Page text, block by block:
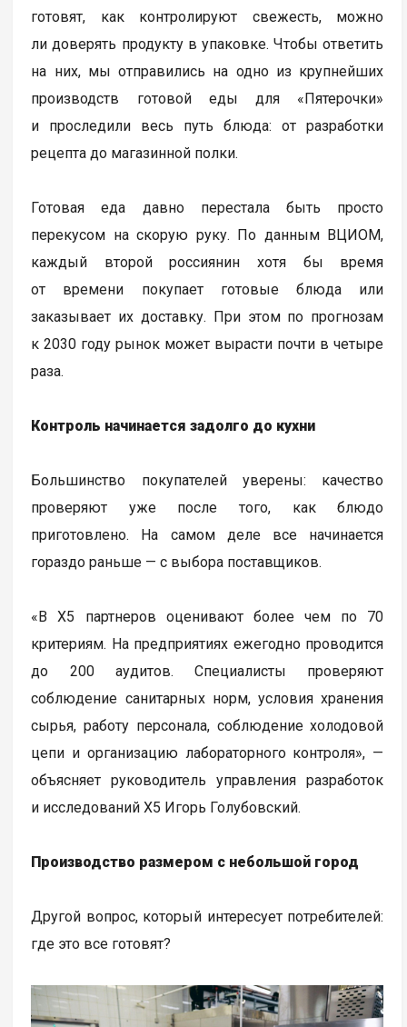
готовят, как контролируют свежесть, можно
ли доверять продукту в упаковке. Чтобы ответить
на них, мы отправились на одно из крупнейших
производств готовой еды для «Пятерочки»
и проследили весь путь блюда: от разработки
рецепта до магазинной полки.
Готовая еда давно перестала быть просто
перекусом на скорую руку. По данным ВЦИОМ,
каждый второй россиянин хотя бы время
от времени покупает готовые блюда или
заказывает их доставку. При этом по прогнозам
к 2030 году рынок может вырасти почти в четыре
раза.
Контроль начинается задолго до кухни
Большинство покупателей уверены: качество
проверяют уже после того, как блюдо
приготовлено. На самом деле все начинается
гораздо раньше — с выбора поставщиков.
«В Х5 партнеров оценивают более чем по 70
критериям. На предприятиях ежегодно проводится
до 200 аудитов. Специалисты проверяют
соблюдение санитарных норм, условия хранения
сырья, работу персонала, соблюдение холодовой
цепи и организацию лабораторного контроля», —
объясняет руководитель управления разработок
и исследований Х5 Игорь Голубовский.
Производство размером с небольшой город
Другой вопрос, который интересует потребителей:
где это все готовят?